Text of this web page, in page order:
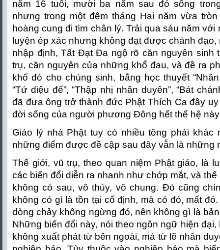
năm 16 tuổi, mười ba năm sau đó sống
nhưng trong một đêm tháng Hai năm vừa
hoàng cung đi tìm chân lý. Trải qua sáu năm
luyện ép xác nhưng không đạt được chánh
nhập định, Tất Đạt Đa ngộ rõ căn nguyên sinh
trụ, căn nguyên của những khổ đau, và đề ra
khổ đó cho chúng sinh, bằng học thuyết
“Tứ diệu đế”, “Thập nhị nhân duyên”, “Bát
đã đưa ông trở thành đức Phật Thích Ca đầy
đời sống của người phương Đông hết thế hệ
Giáo lý nhà Phật tuy có nhiều tông phái khác
những điểm được đề cập sau đây vẫn là những
Thế giới, vũ trụ, theo quan niệm Phật giáo, là
các biến đổi diễn ra nhanh như chớp mắt, và
không có sau, vô thủy, vô chung. Đó cũng
không có gì là tồn tại cố định, mà có đó, mất
dòng chảy không ngừng đó, nên không gì là
Những biến đổi này, nói theo ngôn ngữ hiện
không xuất phát từ bên ngoài, mà từ lẽ nhân